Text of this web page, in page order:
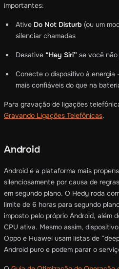
importantes:
Ative Do Not Disturb (ou um
silenciar chamadas
Desative “Hey Siri” se você
Conecte o dispositivo à energia
mais confiáveis do que na
Para gravação de ligações
Gravando Ligações Telefônicas.
Android
Android é a plataforma mais
silenciosamente por causa de
em segundo plano. O Hedy roda
limite de 6 horas para segundo
imposto pelo próprio Android, além
CPU ativa. Mesmo assim,
Oppo e Huawei usam listas de
Android puro e podem parar o